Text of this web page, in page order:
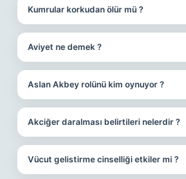
Kumrular korkudan ölür mü ?
Aviyet ne demek ?
Aslan Akbey rolünü kim oynuyor ?
Akciğer daralması belirtileri nelerdir ?
Vücut gelistirme cinselliği etkiler mi ?